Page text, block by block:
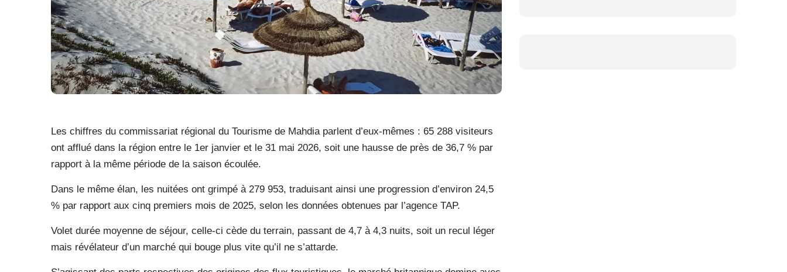
Les chiffres du commissariat régional du Tourisme de Mahdia parlent d’eux-mêmes : 65 288 visiteurs
ont afflué dans la région entre le 1er janvier et le 31 mai 2026, soit une hausse de près de 36,7 % par
rapport à la même période de la saison écoulée.
Dans le même élan, les nuitées ont grimpé à 279 953, traduisant ainsi une progression d’environ 24,5
% par rapport aux cinq premiers mois de 2025, selon les données obtenues par l’agence TAP.
Volet durée moyenne de séjour, celle-ci cède du terrain, passant de 4,7 à 4,3 nuits, soit un recul léger
mais révélateur d’un marché qui bouge plus vite qu’il ne s’attarde.